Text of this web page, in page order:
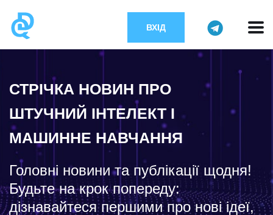
ВХІД
СТРІЧКА НОВИН ПРО
ШТУЧНИЙ ІНТЕЛЕКТ І
МАШИННЕ НАВЧАННЯ
Головні новини та публікації щодня!
Будьте на крок попереду:
дізнавайтеся першими про нові ідеї,